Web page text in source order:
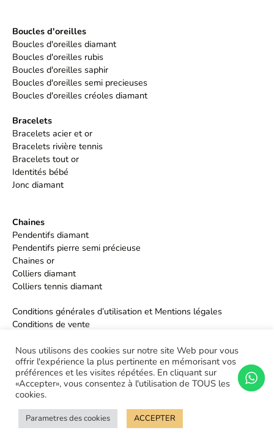
Boucles d'oreilles
Boucles d'oreilles diamant
Boucles d'oreilles rubis
Boucles d'oreilles saphir
Boucles d'oreilles semi precieuses
Boucles d'oreilles créoles diamant
Bracelets
Bracelets acier et or
Bracelets rivière tennis
Bracelets tout or
Identités bébé
Jonc diamant
Chaines
Pendentifs diamant
Pendentifs pierre semi précieuse
Chaines or
Colliers diamant
Colliers tennis diamant
Conditions générales d’utilisation et Mentions légales
Conditions de vente
Nous utilisons des cookies sur notre site Web pour vous
offrir l'expérience la plus pertinente en mémorisant vos
préférences et les visites répétées. En cliquant sur
«Accepter», vous consentez à l'utilisation de TOUS les
cookies.
Parametres des cookies ACCEPTER